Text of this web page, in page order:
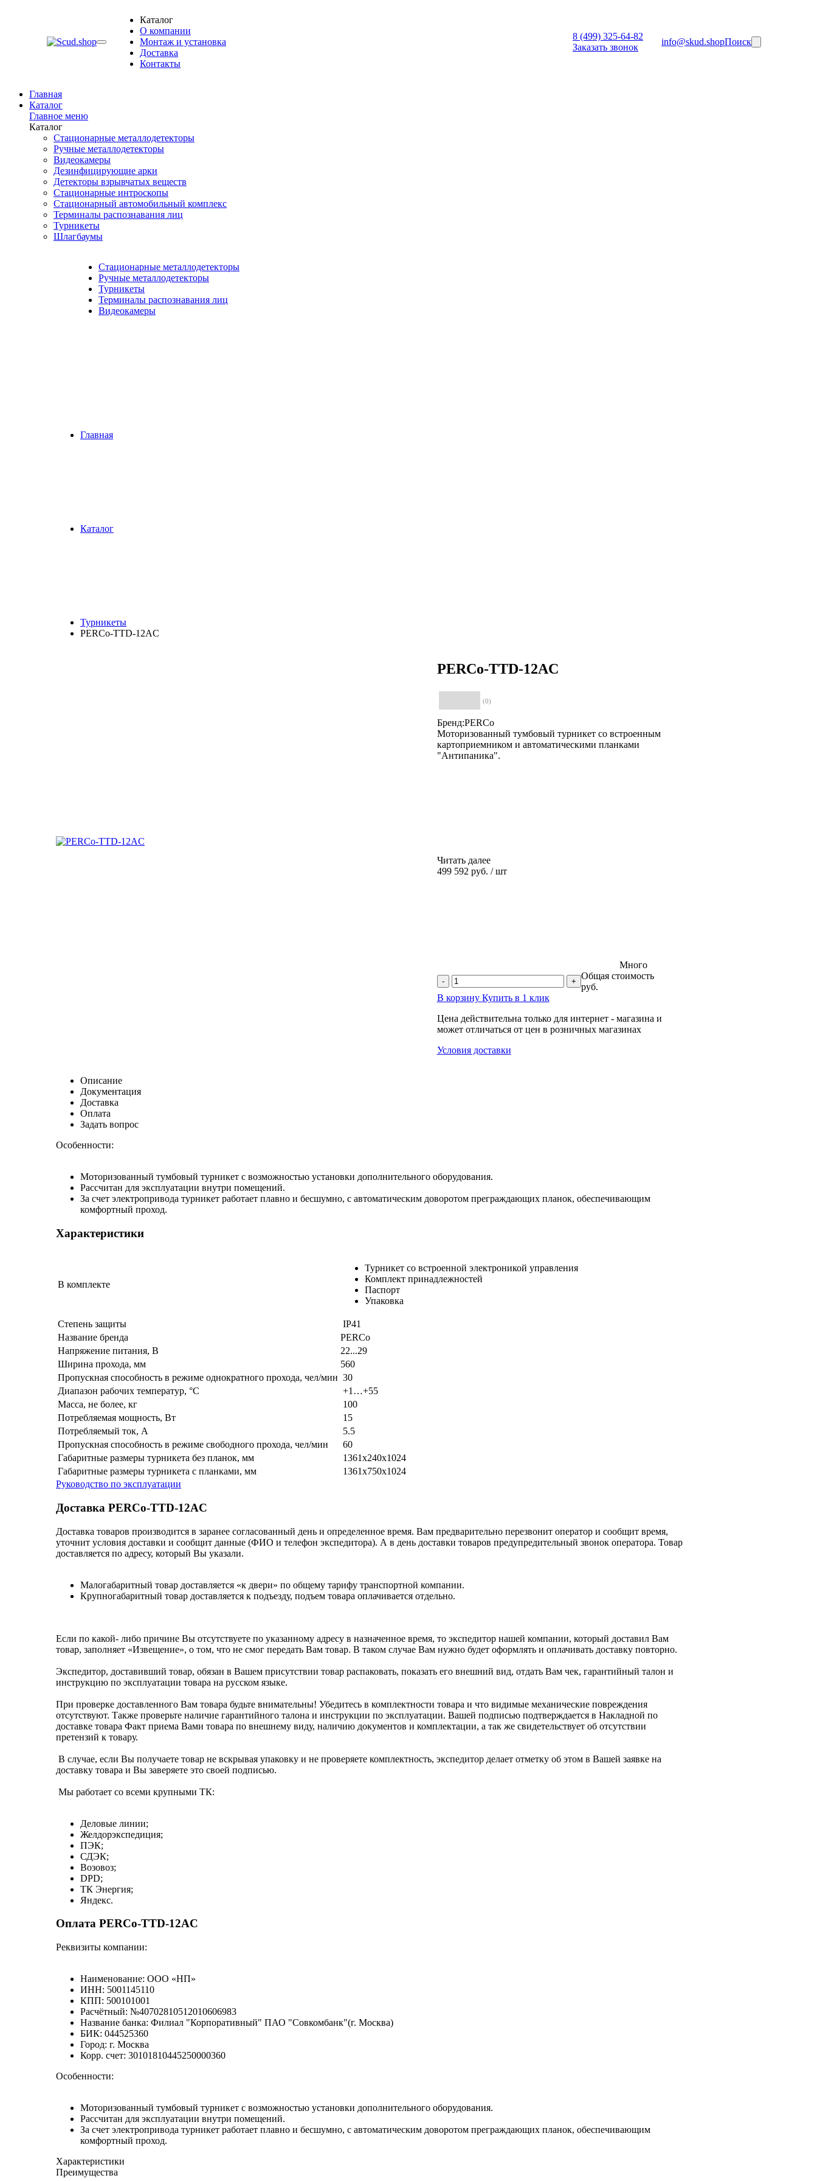
Каталог
О компании
Монтаж и установка
Доставка
Контакты
8 (499) 325-64-82
Заказать звонок
info@skud.shopПоиск
Главная
Каталог
Главное меню
Каталог
Стационарные металлодетекторы
Ручные металлодетекторы
Видеокамеры
Дезинфицирующие арки
Детекторы взрывчатых веществ
Стационарные интроскопы
Стационарный автомобильный комплекс
Терминалы распознавания лиц
Турникеты
Шлагбаумы
Стационарные металлодетекторы
Ручные металлодетекторы
Турникеты
Терминалы распознавания лиц
Видеокамеры
Главная
Каталог
Турникеты
PERCo-TTD-12AC
PERCo-TTD-12AC
(0)
Бренд:PERCo
Моторизованный тумбовый турникет со встроенным
картоприемником и автоматическими планками
"Антипаника".
Читать далее
499 592 руб. / шт
Много
- +
Общая стоимость
руб.
В корзину Купить в 1 клик
Цена действительна только для интернет - магазина и
может отличаться от цен в розничных магазинах
Условия доставки
Описание
Документация
Доставка
Оплата
Задать вопрос
Особенности:
Моторизованный тумбовый турникет с возможностью установки дополнительного оборудования.
Рассчитан для эксплуатации внутри помещений.
За счет электропривода турникет работает плавно и бесшумно, с автоматическим доворотом преграждающих планок, обеспечивающим
комфортный проход.
Характеристики
В комплекте
Турникет со встроенной электроникой управления
Комплект принадлежностей
Паспорт
Упаковка
Степень защиты
IP41
Название бренда
PERCo
Напряжение питания, В
22...29
Ширина прохода, мм
560
Пропускная способность в режиме однократного прохода, чел/мин 30
Диапазон рабочих температур, °С
+1…+55
Масса, не более, кг
100
Потребляемая мощность, Вт
15
Потребляемый ток, А
5.5
Пропускная способность в режиме свободного прохода, чел/мин
60
Габаритные размеры турникета без планок, мм
1361х240х1024
Габаритные размеры турникета с планками, мм
1361х750х1024
Руководство по эксплуатации
Доставка PERCo-TTD-12AC
Доставка товаров производится в заранее согласованный день и определенное время. Вам предварительно перезвонит оператор и сообщит время,
уточнит условия доставки и сообщит данные (ФИО и телефон экспедитора). А в день доставки товаров предупредительный звонок оператора. Товар
доставляется по адресу, который Вы указали.
Малогабаритный товар доставляется «к двери» по общему тарифу транспортной компании.
Крупногабаритный товар доставляется к подъезду, подъем товара оплачивается отдельно.
Если по какой- либо причине Вы отсутствуете по указанному адресу в назначенное время, то экспедитор нашей компании, который доставил Вам
товар, заполняет «Извещение», о том, что не смог передать Вам товар. В таком случае Вам нужно будет оформлять и оплачивать доставку повторно.
Экспедитор, доставивший товар, обязан в Вашем присутствии товар распаковать, показать его внешний вид, отдать Вам чек, гарантийный талон и
инструкцию по эксплуатации товара на русском языке.
При проверке доставленного Вам товара будьте внимательны! Убедитесь в комплектности товара и что видимые механические повреждения
отсутствуют. Также проверьте наличие гарантийного талона и инструкции по эксплуатации. Вашей подписью подтверждается в Накладной по
доставке товара Факт приема Вами товара по внешнему виду, наличию документов и комплектации, а так же свидетельствует об отсутствии
претензий к товару.
В случае, если Вы получаете товар не вскрывая упаковку и не проверяете комплектность, экспедитор делает отметку об этом в Вашей заявке на
доставку товара и Вы заверяете это своей подписью.
Мы работает со всеми крупными ТК:
Деловые линии;
Желдорэкспедиция;
ПЭК;
СДЭК;
Возовоз;
DPD;
ТК Энергия;
Яндекс.
Оплата PERCo-TTD-12AC
Реквизиты компании:
Наименование: ООО «НП»
ИНН: 5001145110
КПП: 500101001
Расчётный: №40702810512010606983
Название банка: Филиал "Корпоративный" ПАО "Совкомбанк"(г. Москва)
БИК: 044525360
Город: г. Москва
Корр. счет: 30101810445250000360
Особенности:
Моторизованный тумбовый турникет с возможностью установки дополнительного оборудования.
Рассчитан для эксплуатации внутри помещений.
За счет электропривода турникет работает плавно и бесшумно, с автоматическим доворотом преграждающих планок, обеспечивающим
комфортный проход.
Характеристики
Преимущества